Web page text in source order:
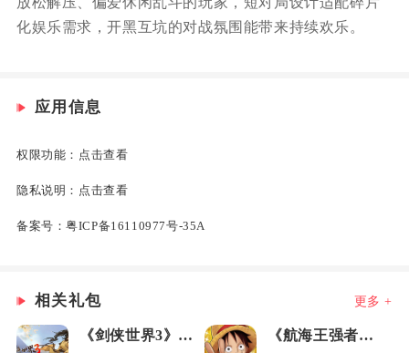
化娱乐需求，开黑互坑的对战氛围能带来持续欢乐。
应用信息
权限功能： 点击查看
隐私说明： 点击查看
备案号：粤ICP备16110977号-35A
相关礼包 更多 +
《剑侠世界3》藏剑大礼包 《航海王强者之路》女神节礼包